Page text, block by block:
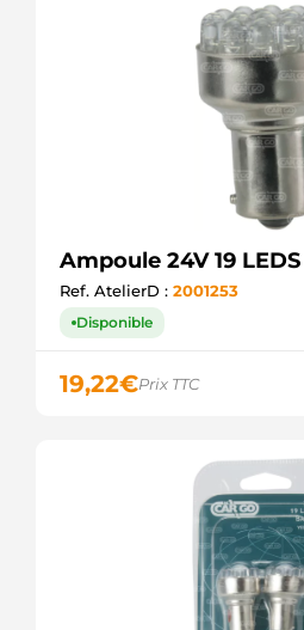
Ampoule 24V 19
Ref. AtelierD : 2001253
Disponible
19,22€Prix TTC